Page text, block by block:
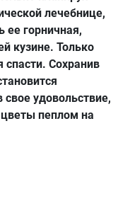
лечебнице,
ее горничная,
кузине. Только
спасти. Сохранив
удовольствие,
цветы пеплом на